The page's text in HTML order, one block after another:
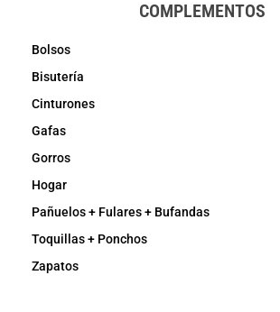
COMPLEMENTOS
Bolsos
Bisutería
Cinturones
Gafas
Gorros
Hogar
Pañuelos + Fulares + Bufandas
Toquillas + Ponchos
Zapatos